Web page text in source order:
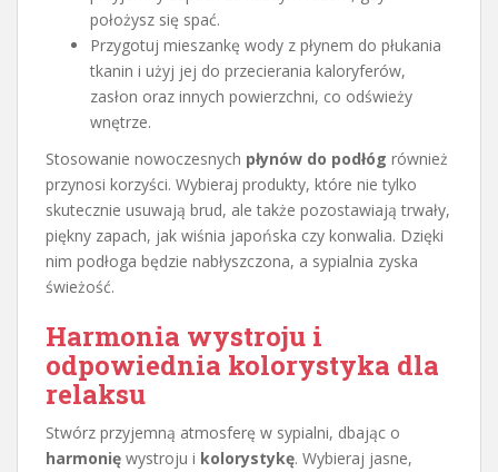
położysz się spać.
Przygotuj mieszankę wody z płynem do płukania
tkanin i użyj jej do przecierania kaloryferów,
zasłon oraz innych powierzchni, co odświeży
wnętrze.
Stosowanie nowoczesnych płynów do podłóg również
przynosi korzyści. Wybieraj produkty, które nie tylko
skutecznie usuwają brud, ale także pozostawiają trwały,
piękny zapach, jak wiśnia japońska czy konwalia. Dzięki
nim podłoga będzie nabłyszczona, a sypialnia zyska
świeżość.
Harmonia wystroju i
odpowiednia kolorystyka dla
relaksu
Stwórz przyjemną atmosferę w sypialni, dbając o
harmonię wystroju i kolorystykę. Wybieraj jasne,